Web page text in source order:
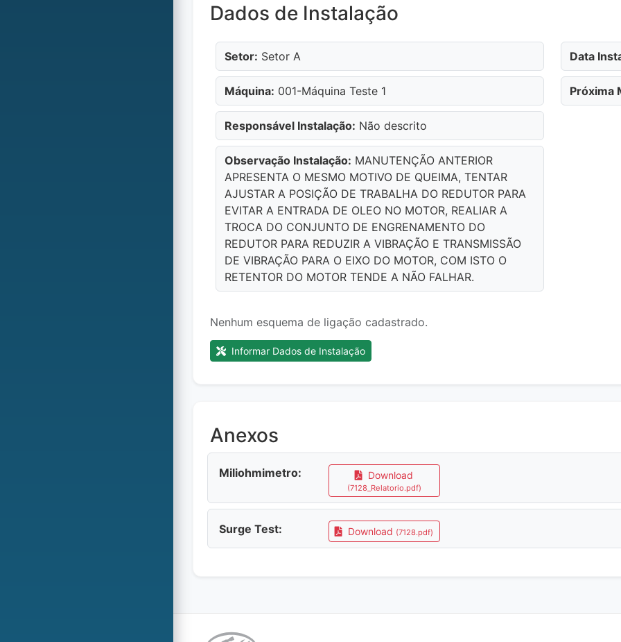
Dados de Instalação
Setor: Setor A
Máquina: 001-Máquina Teste 1
Responsável Instalação: Não descrito
Observação Instalação: MANUTENÇÃO ANTERIOR
APRESENTA O MESMO MOTIVO DE QUEIMA, TENTAR
AJUSTAR A POSIÇÃO DE TRABALHA DO REDUTOR PARA
EVITAR A ENTRADA DE OLEO NO MOTOR, REALIAR A
TROCA DO CONJUNTO DE ENGRENAMENTO DO
REDUTOR PARA REDUZIR A VIBRAÇÃO E TRANSMISSÃO
DE VIBRAÇÃO PARA O EIXO DO MOTOR, COM ISTO O
RETENTOR DO MOTOR TENDE A NÃO FALHAR.
Data
Próxima
Nenhum esquema de ligação cadastrado.
Informar Dados de Instalação
Anexos
Miliohmimetro: Download
(7128_Relatorio.pdf)
Surge Test: Download (7128.pdf)